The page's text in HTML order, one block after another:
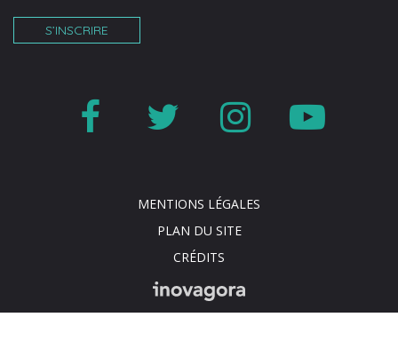
S’INSCRIRE
Lien
le
compte
Facebook
Lien
le
compte
Twitter
Lien
le
compte
MENTIONS LÉGALES
PLAN DU SITE
CRÉDITS